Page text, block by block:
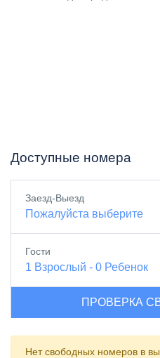
Доступные номера
Заезд-Выезд
Пожалуйста выберите
Гости
1 Взрослый - 0 Ребенок
ПРОВЕРКА
Нет свободных номеров в